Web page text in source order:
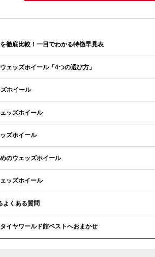
徹底比較！一目でわかる特徴早見表
ェッズホイール「4つの選び方」
ホイール
ッズホイール
ズホイール
のウェッズホイール
ッズホイール
よくある質問
イヤワールド館ベストへおまかせ